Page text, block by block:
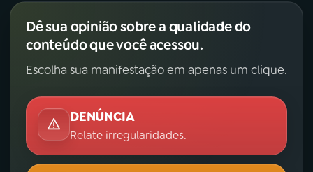
Dê sua opinião sobre a qualidade do
conteúdo que você acessou.
Escolha sua manifestação em apenas um clique.
DENÚNCIA
Relate irregularidades.